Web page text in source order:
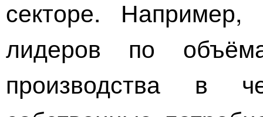
секторе.
лидеров по
производства в